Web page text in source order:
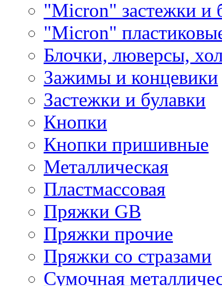
"Micron" застежки и
"Micron"
Блочки, люверсы,
Зажимы и концевики
Застежки и булавки
Кнопки
Кнопки пришивные
Металлическая
Пластмассовая
Пряжки GB
Пряжки прочие
Пряжки со стразами
Сумочная